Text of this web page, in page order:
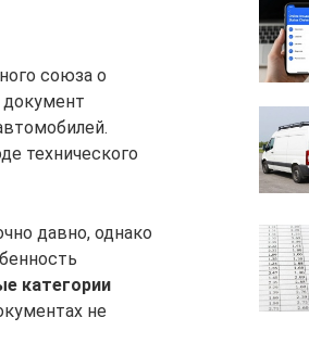
союза о
технического
давно, однако
категории
не